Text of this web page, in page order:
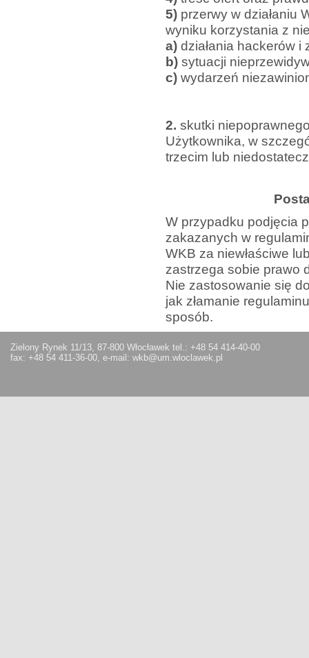
5) przerwy w działaniu
wyniku korzystania z
a) działania hackerów i
b) sytuacji
c) wydarzeń
2. skutki
Użytkownika, w
trzecim lub
W przypadku podjęcia
zakazanych w
WKB za niewłaściwe
zastrzega sobie prawo
Nie zastosowanie się
jak złamanie
sposób.
Zielony Rynek 11/13, 87-800 Włocławek tel.: +48 54 414-40-00
fax: +48 54 411-36-00, e-mail: wkb@um.wloclawek.pl